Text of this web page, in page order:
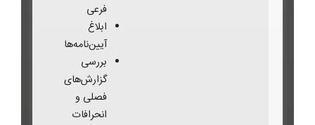
فرعی
ابلاغ
آیین‌نامه‌ها
بررسی
گزارش‌های
فصلی و
انحرافات